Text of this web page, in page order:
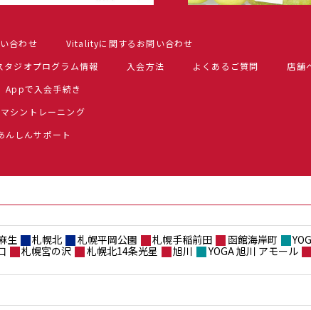
合わせ
Vitalityに関するお問い合わせ
タジオプログラム情報 入会方法 よくあるご質問
店舗
Appで入会手続き
シントレーニング
んしんサポート
生 札幌北 札幌平岡公園 札幌手稲前田 函館海岸町
札幌宮の沢 札幌北14条光星 旭川 YOGA 旭川 アモール